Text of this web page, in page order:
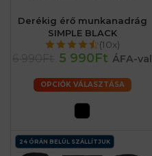
Derékig érő munkanadrág
SIMPLE BLACK
(10x)
5 990Ft ÁFA-val
OPCIÓK VÁLASZTÁSA
24 ÓRÁN BELÜL SZÁLLÍTJUK